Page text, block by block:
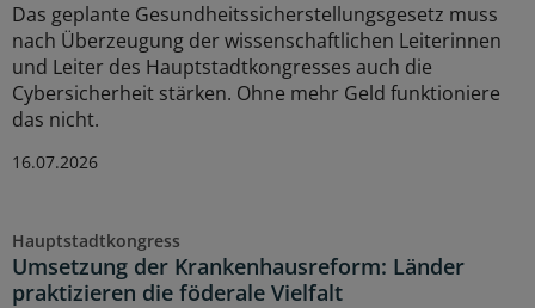
Das geplante Gesundheitssicherstellungsgesetz muss
nach Überzeugung der wissenschaftlichen Leiterinnen
und Leiter des Hauptstadtkongresses auch die
Cybersicherheit stärken. Ohne mehr Geld funktioniere
das nicht.
16.07.2026
Hauptstadtkongress
Umsetzung der Krankenhausreform: Länder
praktizieren die föderale Vielfalt